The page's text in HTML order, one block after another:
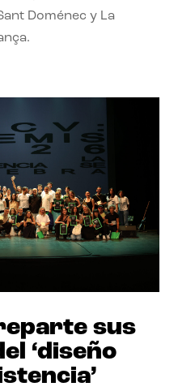
Doménec y La
sus
‘diseño